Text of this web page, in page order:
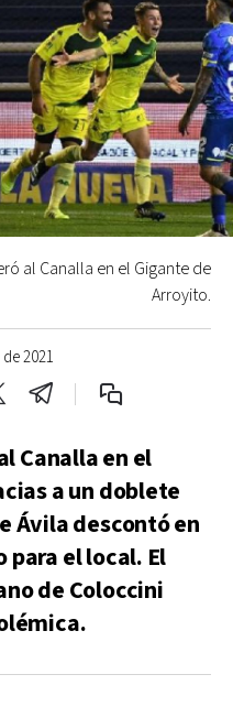
2021
al Canalla en el Gigante de
Arroyito.
Canalla en el
a un doblete
Ávila descontó en
el local. El
de Coloccini